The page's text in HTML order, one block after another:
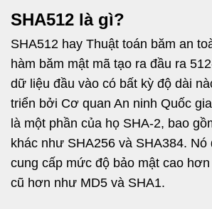
SHA512 là gì?
SHA512 hay Thuật toán băm an
hàm băm mật mã tạo ra đầu ra
dữ liệu đầu vào có bất kỳ độ dài
triển bởi Cơ quan An ninh Quốc
là một phần của họ SHA-2, bao
khác như SHA256 và SHA384.
cung cấp mức độ bảo mật cao
cũ hơn như MD5 và SHA1.